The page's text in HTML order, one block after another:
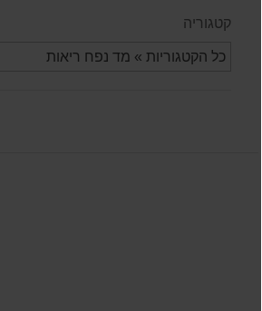
קטגוריה